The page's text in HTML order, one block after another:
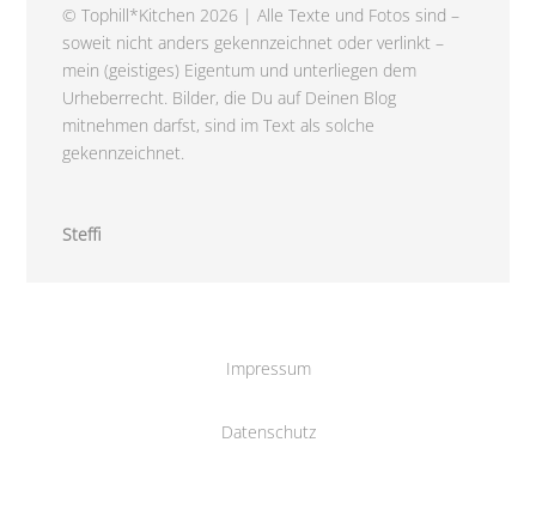
© Tophill*Kitchen 2026 | Alle Texte und Fotos sind –
soweit nicht anders gekennzeichnet oder verlinkt –
mein (geistiges) Eigentum und unterliegen dem
Urheberrecht. Bilder, die Du auf Deinen Blog
mitnehmen darfst, sind im Text als solche
gekennzeichnet.
Steffi
Impressum
Datenschutz